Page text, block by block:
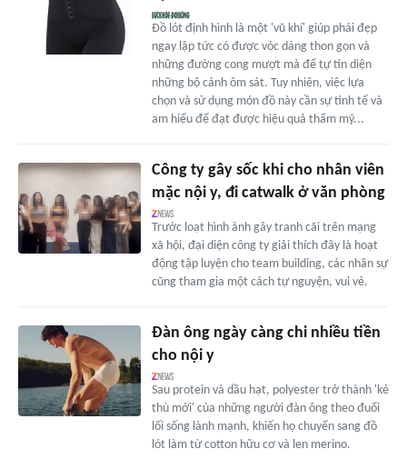
Đồ lót định hình là một 'vũ khí' giúp phái đẹp
ngay lập tức có được vóc dáng thon gọn và
những đường cong mượt mà để tự tin diện
những bộ cánh ôm sát. Tuy nhiên, việc lựa
chọn và sử dụng món đồ này cần sự tinh tế và
am hiểu để đạt được hiệu quả thẩm mỹ...
Công ty gây sốc khi cho nhân viên
mặc nội y, đi catwalk ở văn phòng
Trước loạt hình ảnh gây tranh cãi trên mạng
xã hội, đại diện công ty giải thích đây là hoạt
động tập luyện cho team building, các nhân sự
cũng tham gia một cách tự nguyện, vui vẻ.
Đàn ông ngày càng chi nhiều tiền
cho nội y
Sau protein và dầu hạt, polyester trở thành 'kẻ
thù mới' của những người đàn ông theo đuổi
lối sống lành mạnh, khiến họ chuyển sang đồ
lót làm từ cotton hữu cơ và len merino.